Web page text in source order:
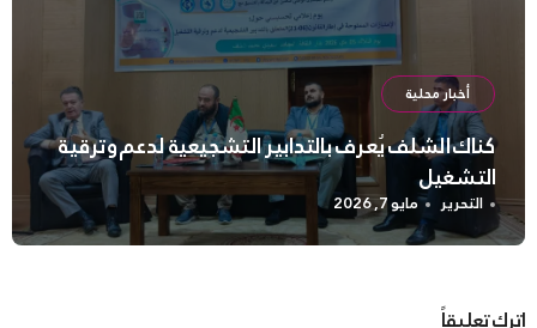
أخبار محلية
كناك الشلف يُعرف بالتدابير التشجيعية لدعم وترقية
التشغيل
التحرير مايو 7, 2026
اترك تعليقاً